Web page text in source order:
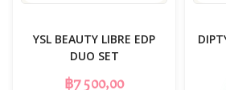
YSL BEAUTY LIBRE EDP
DUO SET
฿7 500,00